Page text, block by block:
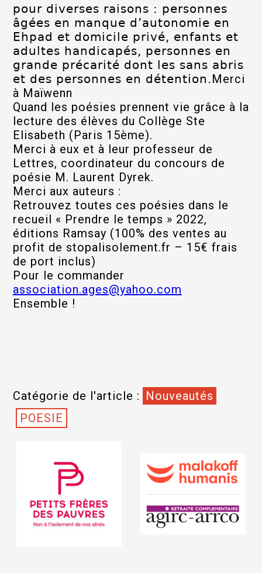
pour diverses raisons : personnes
âgées en manque d’autonomie en
Ehpad et domicile privé, enfants et
adultes handicapés, personnes en
grande précarité dont les sans abris
et des personnes en détention.Merci
à Maïwenn
Quand les poésies prennent vie grâce à la
lecture des élèves du Collège Ste
Elisabeth (Paris 15ème).
Merci à eux et à leur professeur de
Lettres, coordinateur du concours de
poésie M. Laurent Dyrek.
Merci aux auteurs :
Retrouvez toutes ces poésies dans le
recueil « Prendre le temps » 2022,
éditions Ramsay (100% des ventes au
profit de stopalisolement.fr – 15€ frais
de port inclus)
Pour le commander
association.ages@yahoo.com
Ensemble !
Catégorie de l'article : Nouveautés
POESIE